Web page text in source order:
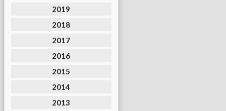
2019
2018
2017
2016
2015
2014
2013